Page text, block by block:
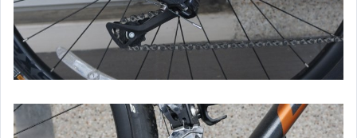
【PANASONIC】43&M43系列
【CASIO】數位相機&自拍相機
【SONY】數位相機&自拍相機
【SIGMA】單眼鏡頭